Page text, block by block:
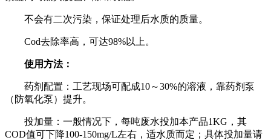
不会有二次污染，保证处理后水质的质量。
Cod去除率高，可达98%以上。
使用方法：
药剂配置：工艺现场可配成10～30%的溶液，靠药剂泵
（防氧化泵）提升。
投加量：一般情况下，每吨废水投加本产品1KG，其
COD值可下降100-150mg/L左右，适水质而定；具体投加量请